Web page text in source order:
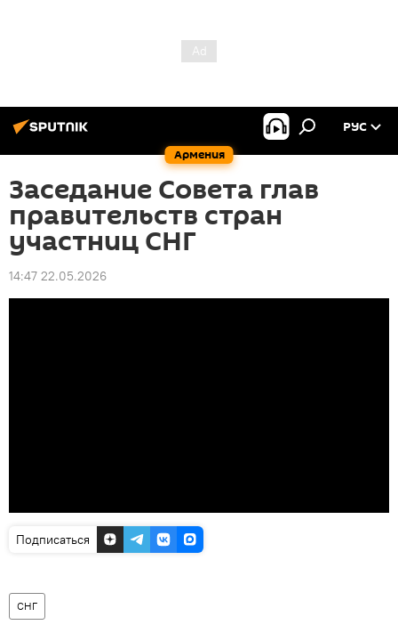
Армения
РУС
Заседание Совета глав
правительств стран
участниц СНГ
14:47 22.05.2026
Подписаться
СНГ